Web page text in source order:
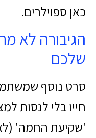
כאן ספוילרים.
הגיבורה לא
שלכם
סרט נוסף
חייו בלי לנסות
'שקיעת החמה'